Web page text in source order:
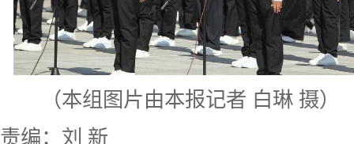
（本组图片由本报记者 白琳 摄）
责编：刘 新